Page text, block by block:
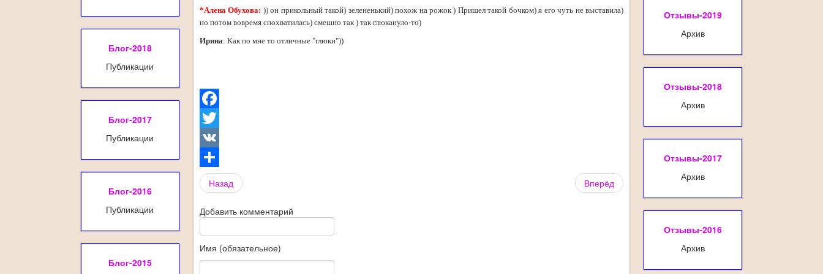
Блог-2018
Публикации
Блог-2017
Публикации
Блог-2016
Публикации
Блог-2015
*Алена Обухова: )) он прикольный такой) зелененький) похож на рожок ) Пришел такой бочком) я его чуть не выставила)
но потом вовремя спохватилась) смешно так ) так глюкануло-то)
Ирина: Как по мне то отличные "глюки"))
Facebook
Twitter
VK
Share
Назад Вперёд
Добавить комментарий
Имя (обязательное)
Отзывы-2019
Архив
Отзывы-2018
Архив
Отзывы-2017
Архив
Отзывы-2016
Архив